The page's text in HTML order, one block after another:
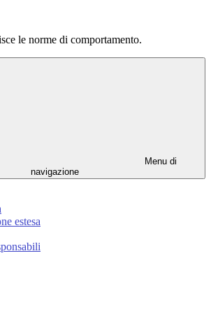
le norme di comportamento.
Menu di
navigazione
estesa